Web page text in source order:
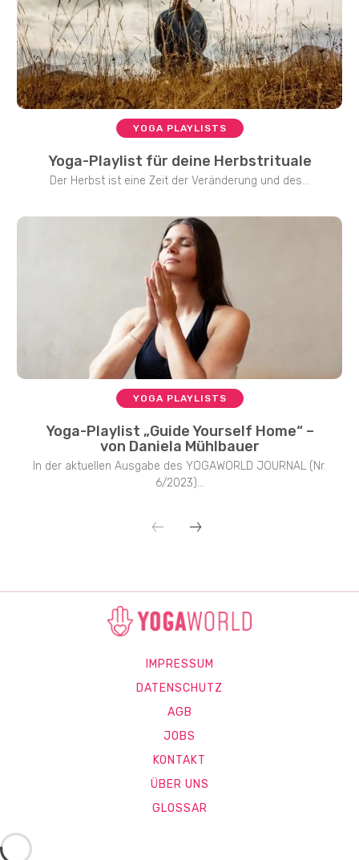
YOGA PLAYLISTS
Yoga-Playlist für deine Herbstrituale
Der Herbst ist eine Zeit der Veränderung und des...
YOGA PLAYLISTS
Yoga-Playlist „Guide Yourself Home“ –
von Daniela Mühlbauer
In der aktuellen Ausgabe des YOGAWORLD JOURNAL (Nr.
6/2023)...
IMPRESSUM
DATENSCHUTZ
AGB
JOBS
KONTAKT
ÜBER UNS
GLOSSAR